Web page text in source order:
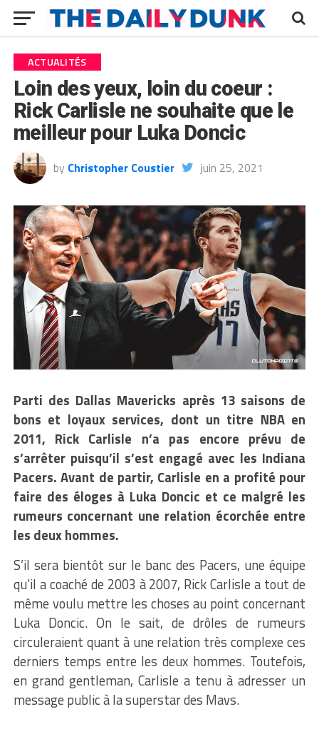
ACTUALITÉS
Loin des yeux, loin du coeur :
Rick Carlisle ne souhaite que le
meilleur pour Luka Doncic
by Christopher Coustier juin 25, 2021
Parti des Dallas Mavericks après 13 saisons de
bons et loyaux services, dont un titre NBA en
2011, Rick Carlisle n’a pas encore prévu de
s’arrêter puisqu’il s’est engagé avec les Indiana
Pacers. Avant de partir, Carlisle en a profité pour
faire des éloges à Luka Doncic et ce malgré les
rumeurs concernant une relation écorchée entre
les deux hommes.
S’il sera bientôt sur le banc des Pacers, une équipe
qu’il a coaché de 2003 à 2007, Rick Carlisle a tout de
même voulu mettre les choses au point concernant
Luka Doncic. On le sait, de drôles de rumeurs
circuleraient quant à une relation très complexe ces
derniers temps entre les deux hommes. Toutefois,
en grand gentleman, Carlisle a tenu à adresser un
message public à la superstar des Mavs.